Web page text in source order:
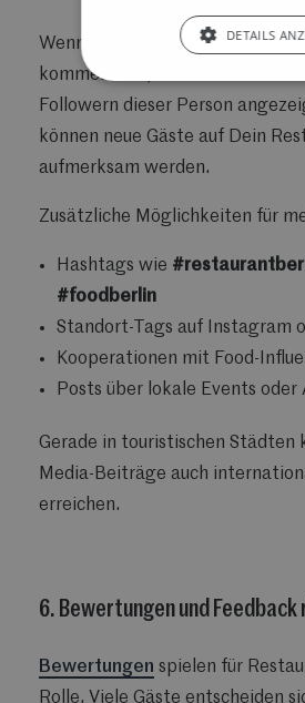
Wenn jemand Deinen Beitrag
kommentiert, wird dieser oft
Followern dieser Person
können neue Gäste auf Dein
aufmerksam werden.
Zusätzliche Möglichkeiten für
Hashtags wie
#foodberlin
Standort-Tags auf Instagram
Kooperationen mit Food-
Posts über lokale Events oder
Gerade in touristischen Städten
Media-Beiträge auch
erreichen.
6. Bewertungen und
Bewertungen spielen für
Rolle. Viele Gäste entscheiden
DETAILS